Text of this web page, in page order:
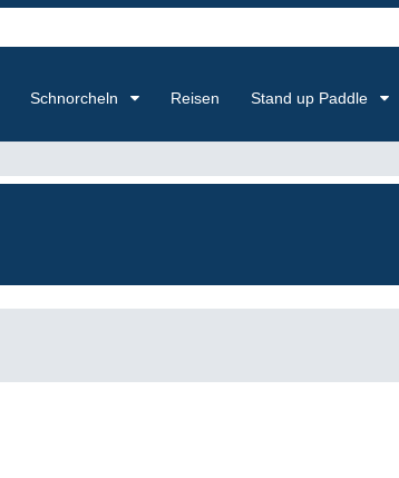
Schnorcheln Reisen Stand up Paddle